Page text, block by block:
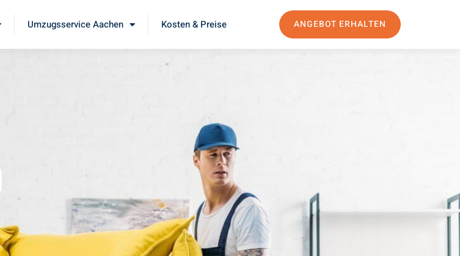
Umzugsservice Aachen Kosten & Preise ANGEBOT ERHALTEN